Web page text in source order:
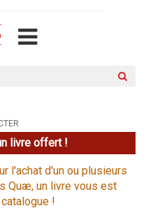
livre offert !
l'achat d'un ou plusieurs
Quæ, un livre vous est
!